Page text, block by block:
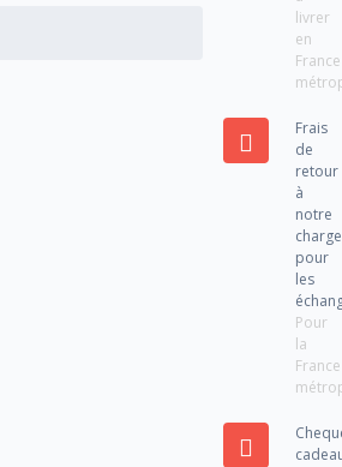
livrer
en
France
Frais
de
retour
à
notre
charge
pour
les
Pour
la
France